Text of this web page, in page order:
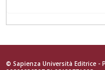
© Sapienza Università Editrice -